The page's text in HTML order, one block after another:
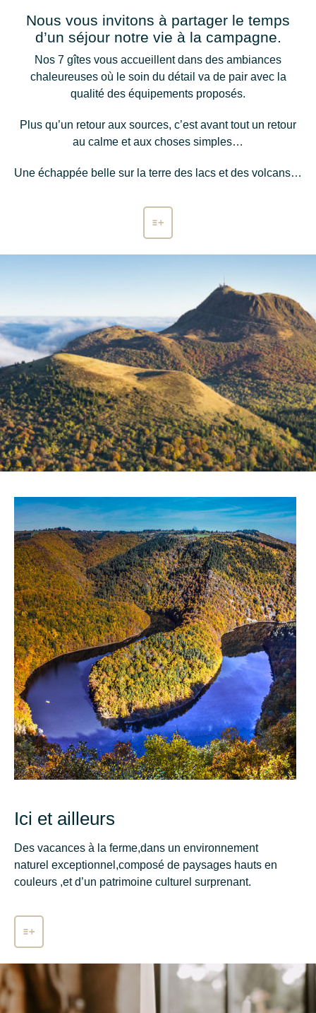
Nous vous invitons à partager le temps
d’un séjour notre vie à la campagne.
Nos 7 gîtes vous accueillent dans des ambiances
chaleureuses où le soin du détail va de pair avec la
qualité des équipements proposés.
Plus qu’un retour aux sources, c’est avant tout un retour
au calme et aux choses simples…
Une échappée belle sur la terre des lacs et des volcans…
Ici et ailleurs
Des vacances à la ferme,dans un environnement
naturel exceptionnel,composé de paysages hauts en
couleurs ,et d’un patrimoine culturel surprenant.